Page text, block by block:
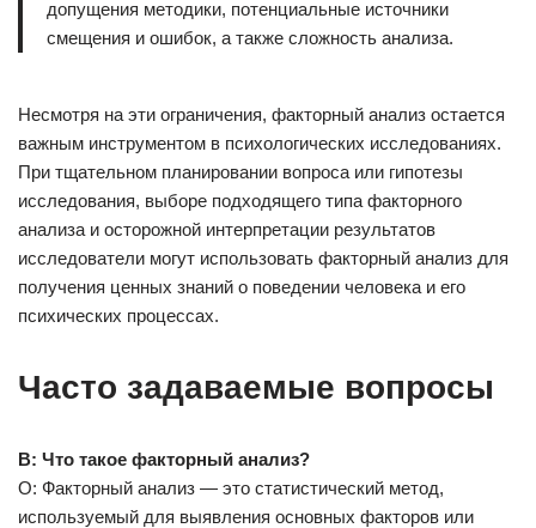
допущения методики, потенциальные источники
смещения и ошибок, а также сложность анализа.
Несмотря на эти ограничения, факторный анализ остается
важным инструментом в психологических исследованиях.
При тщательном планировании вопроса или гипотезы
исследования, выборе подходящего типа факторного
анализа и осторожной интерпретации результатов
исследователи могут использовать факторный анализ для
получения ценных знаний о поведении человека и его
психических процессах.
Часто задаваемые вопросы
В: Что такое факторный анализ?
О: Факторный анализ — это статистический метод,
используемый для выявления основных факторов или